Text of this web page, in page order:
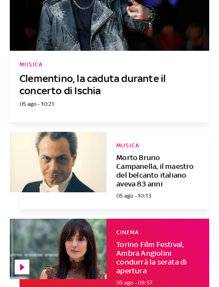
Clementino, la caduta durante il
concerto di Ischia
MUSICA
05 ago - 10:21
Morto Bruno
Campanella, il maestro
del belcanto italiano
aveva 83 anni
MUSICA
05 ago - 10:13
Torino Film Festival,
Ambra Angiolini
condurrà la serata di
apertura
CINEMA
05 ago - 09:57